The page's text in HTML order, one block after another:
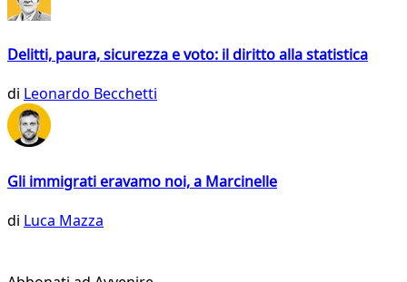
Delitti, paura, sicurezza e voto: il diritto alla statistica
di Leonardo Becchetti
Gli immigrati eravamo noi, a Marcinelle
di Luca Mazza